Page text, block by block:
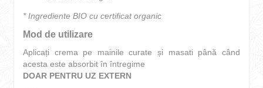
* Ingrediente BIO cu certificat organic
Mod de utilizare
Aplicați crema pe mainile curate și masati până când
acesta este absorbit în întregime
DOAR PENTRU UZ EXTERN